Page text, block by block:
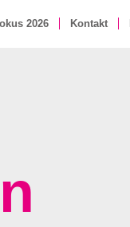
2026 Kontakt